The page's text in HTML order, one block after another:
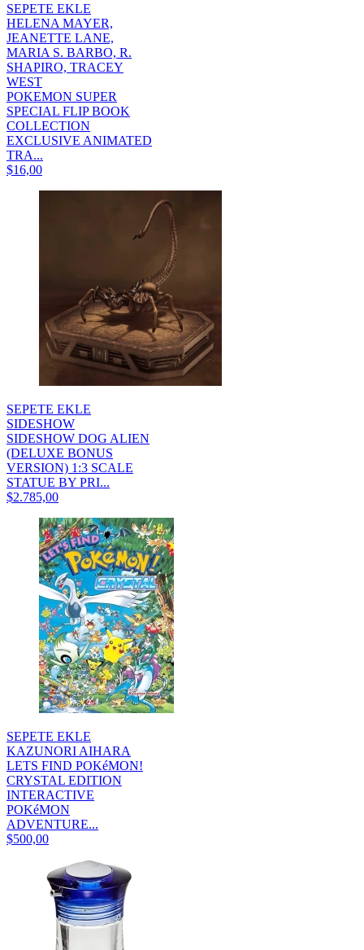
SEPETE EKLE
HELENA MAYER,
JEANETTE LANE,
MARIA S. BARBO, R.
SHAPIRO, TRACEY
WEST
POKEMON SUPER
SPECIAL FLIP BOOK
COLLECTION
EXCLUSIVE ANIMATED
TRA...
$16,00
SEPETE EKLE
SIDESHOW
SIDESHOW DOG ALIEN
(DELUXE BONUS
VERSION) 1:3 SCALE
STATUE BY PRI...
$2.785,00
SEPETE EKLE
KAZUNORI AIHARA
LETS FIND POKéMON!
CRYSTAL EDITION
INTERACTIVE
POKéMON
ADVENTURE...
$500,00